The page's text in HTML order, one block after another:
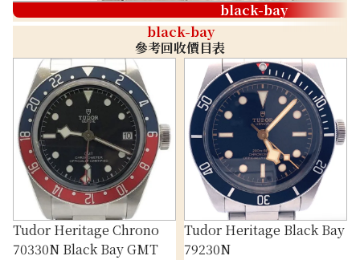
black-bay
black-bay
參考回收價目表
Tudor Heritage Chrono
70330N Black Bay GMT
Tudor Heritage Black Bay
79230N